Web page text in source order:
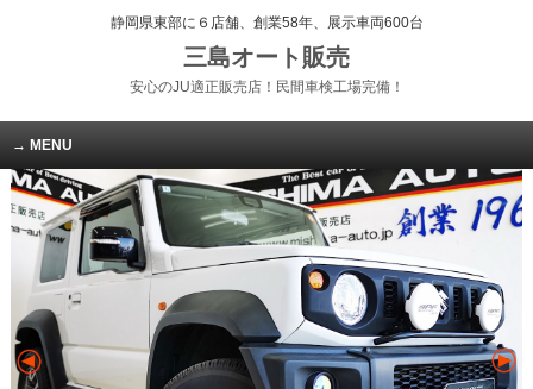
静岡県東部に６店舗、創業58年、展示車両600台
三島オート販売
安心のJU適正販売店！民間車検工場完備！
MENU